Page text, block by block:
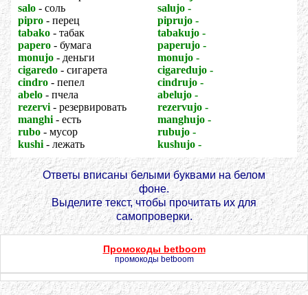
salo - соль
pipro - перец
tabako - табак
papero - бумага
monujo - деньги
cigaredo - сигарета
cindro - пепел
abelo - пчела
rezervi - резервировать
manghi - есть
rubo - мусор
kushi - лежать
salujo -
piprujo -
tabakujo -
paperujo -
monujo -
cigaredujo -
cindrujo -
abelujo -
rezervujo -
manghujo -
rubujo -
kushujo -
Ответы вписаны белыми буквами на белом
фоне.
Выделите текст, чтобы прочитать их для
самопроверки.
Промокоды betboom
промокоды betboom